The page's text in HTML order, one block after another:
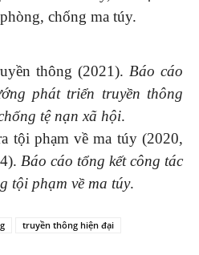
chống ma túy.
thông (2021). Báo cáo
phát triển truyền thông
tệ nạn xã hội.
tội phạm về ma túy (2020,
Báo cáo tổng kết công tác
tội phạm về ma túy.
truyền thông hiện đại